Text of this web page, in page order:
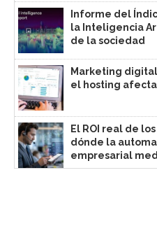
Informe del
la Inteligencia
de la sociedad
Marketing
el hosting
El ROI real de
dónde la
empresarial